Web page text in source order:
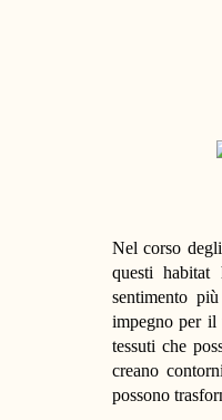
Nel corso
questi
sentimento
impegno per il
tessuti che
creano
possono